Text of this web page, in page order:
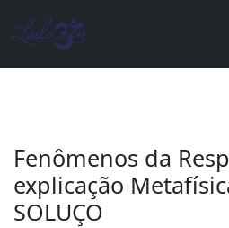
Fenômenos da
explicação
SOLUÇO